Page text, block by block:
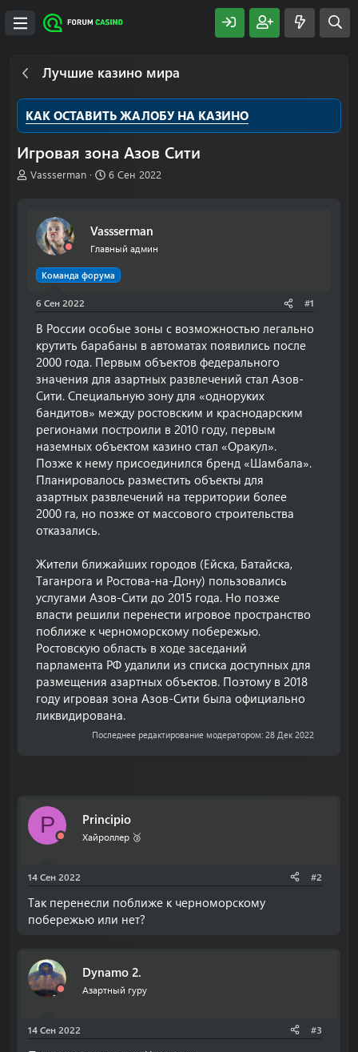
Лучшие казино мира
КАК ОСТАВИТЬ ЖАЛОБУ НА КАЗИНО
Игровая зона Азов Сити
А
м
Vassserman
Д
н
а
а
6 Сен 2022
Vassserman
Главный админ
Команда форума
6 Сен 2022 #1
В России особые зоны с возможностью легально
крутить барабаны в автоматах появились после
2000 года. Первым объектов федерального
значения для азартных развлечений стал Азов-
Сити. Специальную зону для «одноруких
бандитов» между ростовским и краснодарским
регионами построили в 2010 году, первым
наземных объектом казино стал «Оракул».
Позже к нему присоединился бренд «Шамбала».
Планировалось разместить объекты для
азартных развлечений на территории более
2000 га, но позже от массового строительства
отказались.
Жители ближайших городов (Ейска, Батайска,
Таганрога и Ростова-на-Дону) пользовались
услугами Азов-Сити до 2015 года. Но позже
власти решили перенести игровое пространство
поближе к черноморскому побережью.
Ростовскую область в ходе заседаний
парламента РФ удалили из списка доступных для
размещения азартных объектов. Поэтому в 2018
году игровая зона Азов-Сити была официально
ликвидирована.
Последнее редактирование модератором: 28 Дек 2022
P Principio
Хайроллер 🥉
14 Сен 2022 #2
Так перенесли поближе к черноморскому
побережью или нет?
Dynamo 2.
Азартный гуру
14 Сен 2022 #3